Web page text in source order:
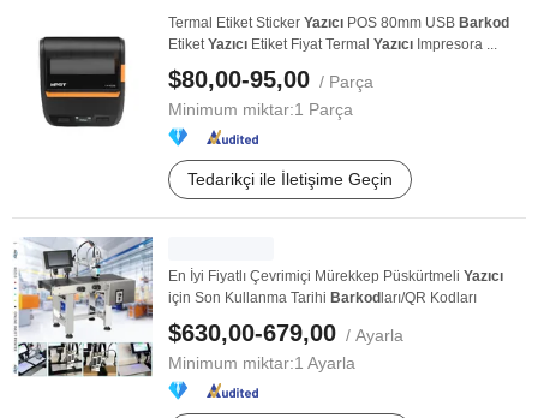
Termal Etiket Sticker Yazıcı POS 80mm USB Barkod
EtiketYazıcı Etiket Fiyat Termal Yazıcı Impresora ...
$80,00-95,00 / Parça
Minimum miktar:1 Parça
Tedarikçi ile İletişime Geçin
En İyi Fiyatlı Çevrimiçi Mürekkep Püskürtmeli Yazıcı
için Son Kullanma Tarihi Barkod ları/QR Kodları
$630,00-679,00 / Ayarla
Minimum miktar:1 Ayarla